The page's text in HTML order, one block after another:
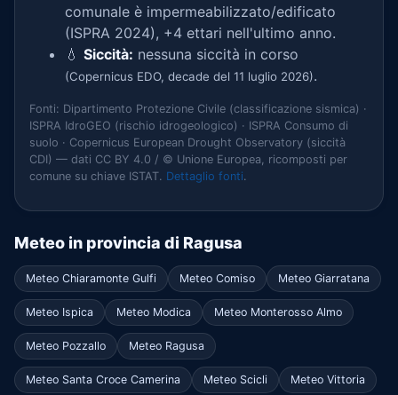
comunale è impermeabilizzato/edificato
(ISPRA 2024), +4 ettari nell'ultimo anno.
💧 Siccità: nessuna siccità in corso
(Copernicus EDO, decade del 11 luglio 2026).
Fonti: Dipartimento Protezione Civile (classificazione sismica) ·
ISPRA IdroGEO (rischio idrogeologico) · ISPRA Consumo di
suolo · Copernicus European Drought Observatory (siccità
CDI) — dati CC BY 4.0 / © Unione Europea, ricomposti per
comune su chiave ISTAT. Dettaglio fonti.
Meteo in provincia di Ragusa
Meteo Chiaramonte Gulfi Meteo Comiso Meteo Giarratana
Meteo Ispica Meteo Modica Meteo Monterosso Almo
Meteo Pozzallo Meteo Ragusa
Meteo Santa Croce Camerina Meteo Scicli Meteo Vittoria